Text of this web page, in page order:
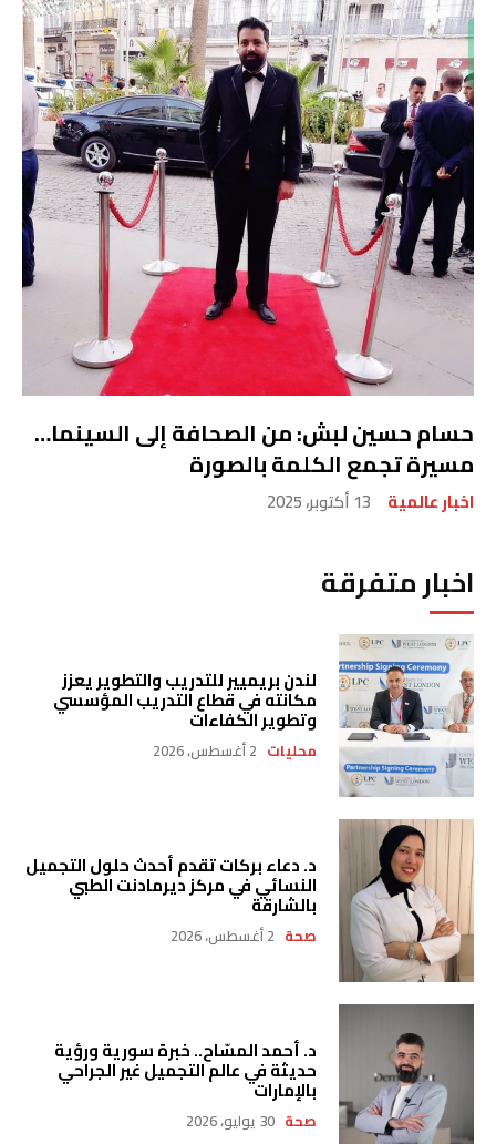
حسام حسين لبش: من الصحافة إلى السينما…
مسيرة تجمع الكلمة بالصورة
اخبار عالمية 13 أكتوبر، 2025
اخبار متفرقة
لندن بريميير للتدريب والتطوير يعزز
مكانته في قطاع التدريب المؤسسي
وتطوير الكفاءات
محليات 2 أغسطس، 2026
د. دعاء بركات تقدم أحدث حلول التجميل
النسائي في مركز ديرمادنت الطبي
بالشارقة
صحة 2 أغسطس، 2026
د. أحمد المسّاح.. خبرة سورية ورؤية
حديثة في عالم التجميل غير الجراحي
بالإمارات
صحة 30 يوليو، 2026